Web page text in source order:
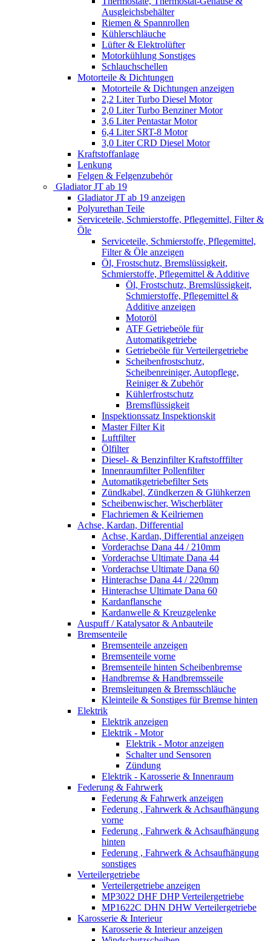
Ausgleichsbehälter
Riemen & Spannrollen
Kühlerschläuche
Lüfter & Elektrolüfter
Motorkühlung Sonstiges
Schlauchschellen
Motorteile & Dichtungen
Motorteile & Dichtungen anzeigen
2,2 Liter Turbo Diesel Motor
2,0 Liter Turbo Benziner Motor
3,6 Liter Pentastar Motor
6,4 Liter SRT-8 Motor
3,0 Liter CRD Diesel Motor
Kraftstoffanlage
Lenkung
Felgen & Felgenzubehör
Gladiator JT ab 19
Gladiator JT ab 19 anzeigen
Polyurethan Teile
Serviceteile, Schmierstoffe, Pflegemittel, Filter &
Öle
Serviceteile, Schmierstoffe, Pflegemittel,
Filter & Öle anzeigen
Öl, Frostschutz, Bremslüssigkeit,
Schmierstoffe, Pflegemittel & Additive
Öl, Frostschutz, Bremslüssigkeit,
Schmierstoffe, Pflegemittel &
Additive anzeigen
Motoröl
ATF Getriebeöle für
Automatikgetriebe
Getriebeöle für Verteilergetriebe
Scheibenfrostschutz,
Scheibenreiniger, Autopflege,
Reiniger & Zubehör
Kühlerfrostschutz
Bremsflüssigkeit
Inspektionssatz Inspektionskit
Master Filter Kit
Luftfilter
Ölfilter
Diesel- & Benzinfilter Kraftstofffilter
Innenraumfilter Pollenfilter
Automatikgetriebefilter Sets
Zündkabel, Zündkerzen & Glühkerzen
Scheibenwischer, Wischerbläter
Flachriemen & Keilriemen
Achse, Kardan, Differential
Achse, Kardan, Differential anzeigen
Vorderachse Dana 44 / 210mm
Vorderachse Ultimate Dana 44
Vorderachse Ultimate Dana 60
Hinterachse Dana 44 / 220mm
Hinterachse Ultimate Dana 60
Kardanflansche
Kardanwelle & Kreuzgelenke
Auspuff / Katalysator & Anbauteile
Bremsenteile
Bremsenteile anzeigen
Bremsenteile vorne
Bremsenteile hinten Scheibenbremse
Handbremse & Handbremsseile
Bremsleitungen & Bremsschläuche
Kleinteile & Sonstiges für Bremse hinten
Elektrik
Elektrik anzeigen
Elektrik - Motor
Elektrik - Motor anzeigen
Schalter und Sensoren
Zündung
Elektrik - Karosserie & Innenraum
Federung & Fahrwerk
Federung & Fahrwerk anzeigen
Federung , Fahrwerk & Achsaufhängung
vorne
Federung , Fahrwerk & Achsaufhängung
hinten
Federung , Fahrwerk & Achsaufhängung
sonstiges
Verteilergetriebe
Verteilergetriebe anzeigen
MP3022 DHF DHP Verteilergetriebe
MP1622C DHN DHW Verteilergetriebe
Karosserie & Interieur
Karosserie & Interieur anzeigen